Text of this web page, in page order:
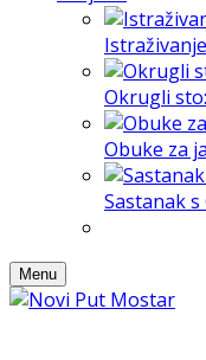
Okrugli
Obuke za
Sastanak
Menu